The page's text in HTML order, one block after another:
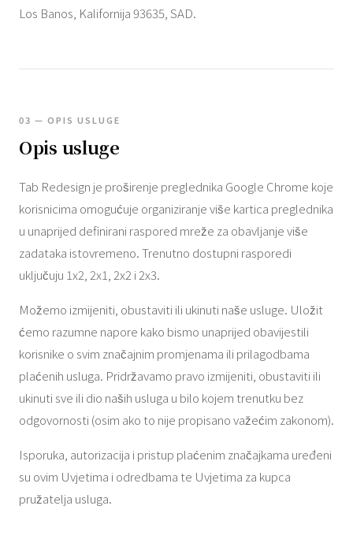
Los Banos, Kalifornija 93635, SAD.
03 — OPIS USLUGE
Opis usluge
Tab Redesign je proširenje preglednika Google Chrome koje
korisnicima omogućuje organiziranje više kartica preglednika
u unaprijed definirani raspored mreže za obavljanje više
zadataka istovremeno. Trenutno dostupni rasporedi
uključuju 1x2, 2x1, 2x2 i 2x3.
Možemo izmijeniti, obustaviti ili ukinuti naše usluge. Uložit
ćemo razumne napore kako bismo unaprijed obavijestili
korisnike o svim značajnim promjenama ili prilagodbama
plaćenih usluga. Pridržavamo pravo izmijeniti, obustaviti ili
ukinuti sve ili dio naših usluga u bilo kojem trenutku bez
odgovornosti (osim ako to nije propisano važećim zakonom).
Isporuka, autorizacija i pristup plaćenim značajkama uređeni
su ovim Uvjetima i odredbama te Uvjetima za kupca
pružatelja usluga.